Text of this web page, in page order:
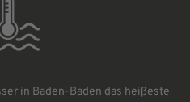
in Baden-Baden das heißeste